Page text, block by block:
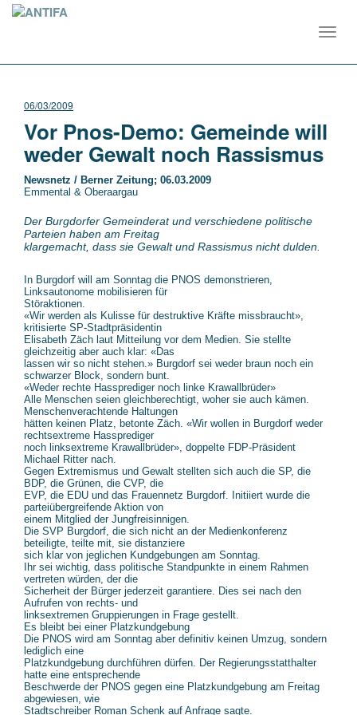
06/03/2009
Vor Pnos-Demo: Gemeinde will
weder Gewalt noch Rassismus
Newsnetz / Berner Zeitung; 06.03.2009
Emmental & Oberaargau
Der Burgdorfer Gemeinderat und verschiedene politische
Parteien haben am Freitag
klargemacht, dass sie Gewalt und Rassismus nicht dulden.
In Burgdorf will am Sonntag die PNOS demonstrieren,
Linksautonome mobilisieren für
Störaktionen.
«Wir werden als Kulisse für destruktive Kräfte missbraucht»,
kritisierte SP-Stadtpräsidentin
Elisabeth Zäch laut Mitteilung vor dem Medien. Sie stellte
gleichzeitig aber auch klar: «Das
lassen wir so nicht stehen.» Burgdorf sei weder braun noch ein
schwarzer Block, sondern bunt.
«Weder rechte Hassprediger noch linke Krawallbrüder»
Alle Menschen seien gleichberechtigt, woher sie auch kämen.
Menschenverachtende Haltungen
hätten keinen Platz, betonte Zäch. «Wir wollen in Burgdorf weder
rechtsextreme Hassprediger
noch linksextreme Krawallbrüder», doppelte FDP-Präsident
Michael Ritter nach.
Gegen Extremismus und Gewalt stellten sich auch die SP, die
BDP, die Grünen, die CVP, die
EVP, die EDU und das Frauennetz Burgdorf. Initiiert wurde die
parteiübergreifende Aktion von
einem Mitglied der Jungfreisinnigen.
Die SVP Burgdorf, die sich nicht an der Medienkonferenz
beteiligte, teilte mit, sie distanziere
sich klar von jeglichen Kundgebungen am Sonntag.
Ihr sei wichtig, dass politische Standpunkte in einem Rahmen
vertreten würden, der die
Sicherheit der Bürger jederzeit garantiere. Dies sei nach den
Aufrufen von rechts- und
linksextremen Gruppierungen in Frage gestellt.
Es bleibt bei einer Platzkundgebung
Die PNOS wird am Sonntag aber definitiv keinen Umzug, sondern
lediglich eine
Platzkundgebung durchführen dürfen. Der Regierungsstatthalter
hatte eine entsprechende
Beschwerde der PNOS gegen eine Platzkundgebung am Freitag
abgewiesen, wie
Stadtschreiber Roman Schenk auf Anfrage sagte.